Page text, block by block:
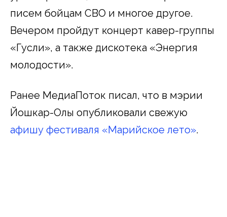
писем бойцам СВО и многое другое.
Вечером пройдут концерт кавер-группы
«Гусли», а также дискотека «Энергия
молодости».
Ранее МедиаПоток писал, что в мэрии
Йошкар-Олы опубликовали свежую
афишу фестиваля «Марийское лето».